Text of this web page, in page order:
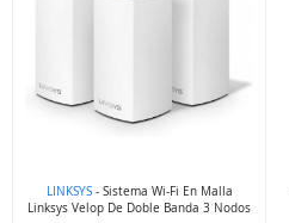
LINKSYS- Sistema Wi-Fi En Malla
Linksys Velop De Doble Banda 3 Nodos